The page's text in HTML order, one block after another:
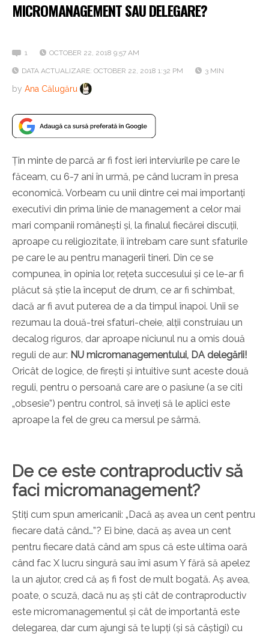
MICROMANAGEMENT SAU DELEGARE?
1 OCTOBER 22, 2018 9:57 AM
DATA ACTUALIZARE: OCTOBER 22, 2018 1:32 PM 3 MIN
by Ana Călugăru
Țin minte de parcă ar fi fost ieri interviurile pe care le
făceam, cu 6-7 ani în urmă, pe când lucram în presa
economică. Vorbeam cu unii dintre cei mai importanți
executivi din prima linie de management a celor mai
mari companii românești și, la finalul fiecărei discuții,
aproape cu religiozitate, îi întrebam care sunt sfaturile
pe care le au pentru managerii tineri. Din ce se
compunea, în opinia lor, rețeta succesului și ce le-ar fi
plăcut să știe la început de drum, ce ar fi schimbat,
dacă ar fi avut puterea de a da timpul înapoi. Unii se
rezumau la două-trei sfaturi-cheie, alții construiau un
decalog riguros, dar aproape niciunul nu a omis două
reguli de aur: NU micromanagementului, DA delegării!
Oricât de logice, de firești și intuitive sunt aceste două
reguli, pentru o persoană care are o pasiune (a se citi
„obsesie”) pentru control, să înveți să le aplici este
aproape la fel de greu ca mersul pe sârmă.
De ce este contraproductiv să
faci micromanagement?
Știți cum spun americanii: „Dacă aș avea un cent pentru
fiecare dată când…”? Ei bine, dacă aș avea un cent
pentru fiecare dată când am spus că este ultima oară
când fac X lucru singură sau îmi asum Y fără să apelez
la un ajutor, cred că aș fi fost de mult bogată. Aș avea,
poate, o scuză, dacă nu aș ști cât de contraproductiv
este micromanagementul și cât de importantă este
delegarea, dar cum ajungi să te lupți (și să câștigi) cu